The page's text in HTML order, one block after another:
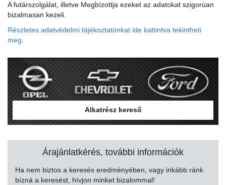
A futárszolgálat, illetve Megbízottja ezeket az adatokat szigorúan
bizalmasan kezeli.
Részletes adatvédelmi tájékoztatónkat ide kattintva tekintheti
meg.
Alkatrész kereső
Árajánlatkérés, további információk
Ha nem biztos a keresés eredményében, vagy inkább ránk
bízná a keresést, hívjon minket bizalommal!